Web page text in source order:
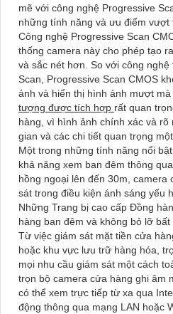
mẽ với công nghệ Progressive
những tính năng và ưu điểm vượt
Công nghệ Progressive Scan
thống camera này cho phép tạo
và sắc nét hơn. So với công
Scan, Progressive Scan CMOS
ảnh và hiển thị hình ảnh mượt mà
tượng được tích hợp rất quan
hàng, vì hình ảnh chính xác và rõ
gian và các chi tiết quan trọng
Một trong những tính năng nổi
khả năng xem ban đêm thông
hồng ngoại lên đến 30m, camera
sát trong điều kiện ánh sáng yếu
Những Trang bị cao cấp Đồng
hàng ban đêm và không bỏ lỡ bất
Từ việc giám sát mặt tiền cửa
hoặc khu vực lưu trữ hàng hóa,
mọi nhu cầu giám sát một cách
trọn bộ camera cửa hàng ghi âm
có thể xem trực tiếp từ xa qua
động thông qua mạng LAN hoặc